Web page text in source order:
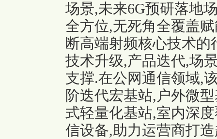
场景,未来6G预研落地
全方位,无死角全覆盖
断高端射频核心技术
技术升级,产品迭代,场
支撑.在公网通信领域,
阶迭代宏基站,户外微
式轻量化基站,室内深
信设备,助力运营商打